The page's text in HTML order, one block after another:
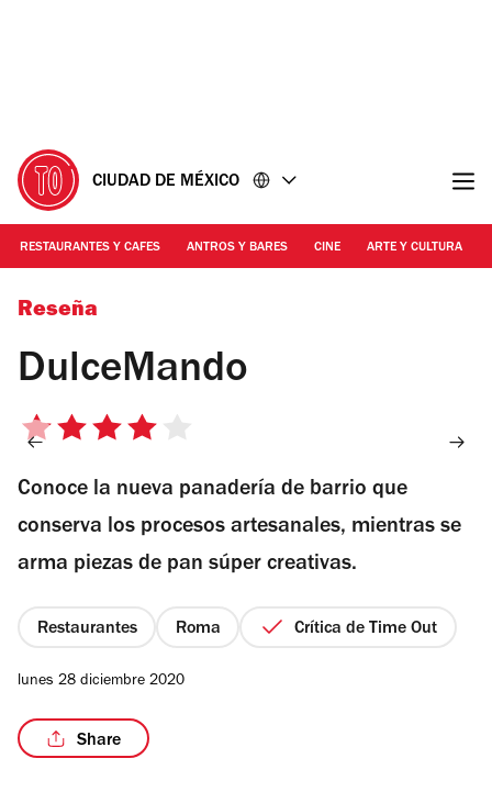
CIUDAD DE MÉXICO
RESTAURANTES Y CAFES ANTROS Y BARES CINE ARTE Y CULTURA
Foto: Alejandra Carbajal
Reseña
DulceMando
4
5
estrellas
Conoce la nueva panadería de barrio que
conserva los procesos artesanales, mientras se
arma piezas de pan súper creativas.
Restaurantes Roma Crítica de Time Out
lunes 28 diciembre 2020
Share